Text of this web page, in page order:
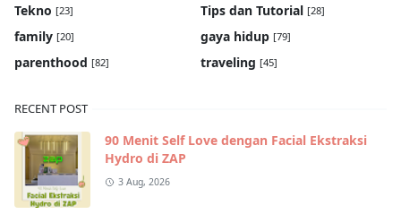
Tekno [23] Tips dan Tutorial [28]
family [20] gaya hidup [79]
parenthood [82] traveling [45]
RECENT POST
90 Menit Self Love dengan Facial Ekstraksi
Hydro di ZAP
3 Aug, 2026